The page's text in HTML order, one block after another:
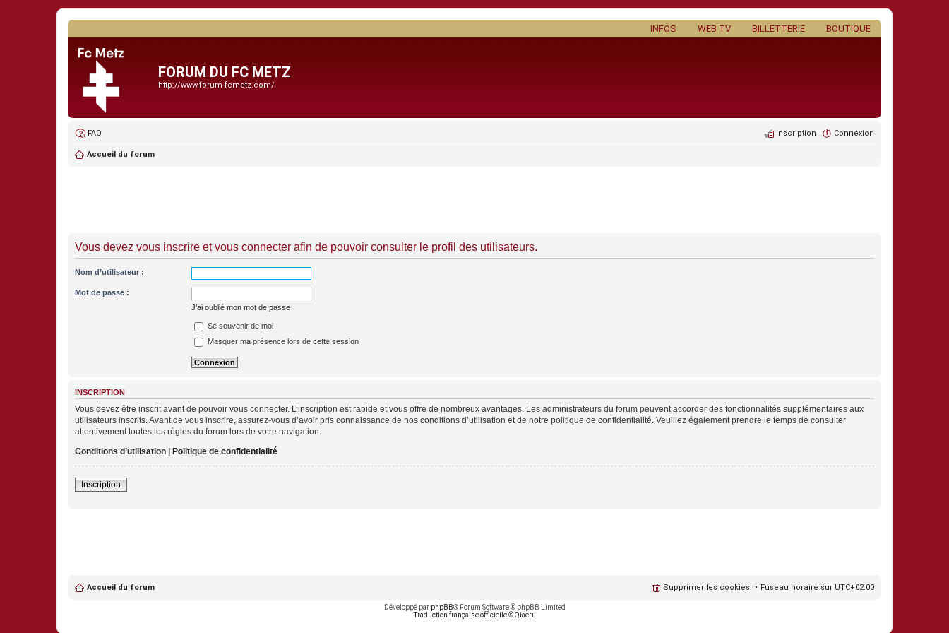
BOUTIQUE
BILLETTERIE
WEB TV
INFOS
FORUM DU FC METZ
http://www.forum-fcmetz.com/
FAQ Connexion
Inscription
Accueil du forum
Vous devez vous inscrire et vous connecter afin de pouvoir consulter le profil des utilisateurs.
Nom d’utilisateur :
Mot de passe :
J’ai oublié mon mot de passe
Se souvenir de moi
Masquer ma présence lors de cette session
INSCRIPTION
Vous devez être inscrit avant de pouvoir vous connecter. L’inscription est rapide et vous offre de nombreux avantages. Les administrateurs du forum peuvent accorder des fonctionnalités supplémentaires aux
utilisateurs inscrits. Avant de vous inscrire, assurez-vous d’avoir pris connaissance de nos conditions d’utilisation et de notre politique de confidentialité. Veuillez également prendre le temps de consulter
attentivement toutes les règles du forum lors de votre navigation.
Conditions d’utilisation | Politique de confidentialité
Inscription
Accueil du forum Fuseau horaire sur UTC+02:00
Supprimer les cookies
Développé par phpBB® Forum Software © phpBB Limited
Traduction française officielle©Qiaeru